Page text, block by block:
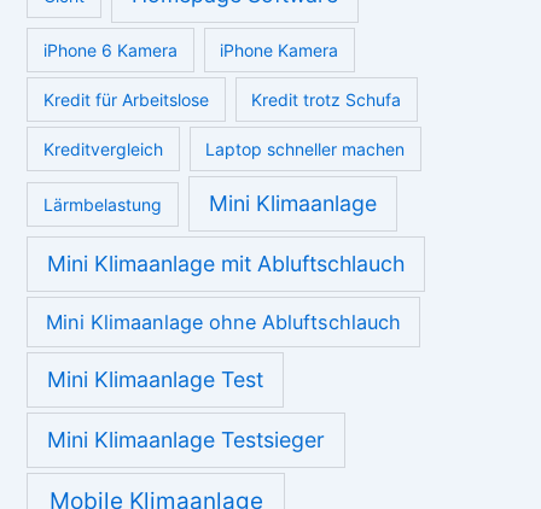
iPhone 6 Kamera iPhone Kamera
Kredit für Arbeitslose Kredit trotz Schufa
Kreditvergleich Laptop schneller machen
Lärmbelastung Mini Klimaanlage
Mini Klimaanlage mit Abluftschlauch
Mini Klimaanlage ohne Abluftschlauch
Mini Klimaanlage Test
Mini Klimaanlage Testsieger
Mobile Klimaanlage